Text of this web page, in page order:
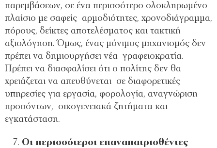
παρεμβάσεων, σε ένα περισσότερο ολοκληρωμένο
πλαίσιο με σαφείς αρμοδιότητες, χρονοδιάγραμμα,
πόρους, δείκτες αποτελέσματος και τακτική
αξιολόγηση. Όμως, ένας μόνιμος μηχανισμός δεν
πρέπει να δημιουργήσει νέα γραφειοκρατία.
Πρέπει να διασφαλίσει ότι ο πολίτης δεν θα
χρειάζεται να απευθύνεται σε διαφορετικές
υπηρεσίες για εργασία, φορολογία, αναγνώριση
προσόντων, οικογενειακά ζητήματα και
εγκατάσταση.
Οι περισσότεροι επαναπατρισθέντες